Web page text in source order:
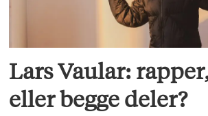
Lars Vaular:
eller begge deler?